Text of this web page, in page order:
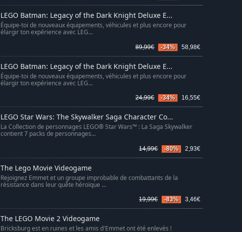
LEGO Batman: Legacy of the Dark Knight Deluxe E...
Équipe-toi de nouveaux équipements, véhicules et plus encore pour
élargir ton expérience avec LEG...
89,99€ -34% 58,98€
LEGO Batman: Legacy of the Dark Knight Deluxe E...
Équipe-toi de nouveaux équipements, véhicules et plus encore pour
élargir ton expérience avec LEG...
24,99€ -34% 16,55€
LEGO Star Wars: The Skywalker Saga Character Co...
La Collection de personnages LEGO® Star Wars™ : La Saga Skywalker
contient 7 packs de personnages...
14,99€ -80% 2,93€
The Lego Movie Videogame
Rejoignez Emmet et un groupe improbable de combattants de la
résistance dans leur quête héroïque ...
19,99€ -83% 3,46€
The LEGO Movie 2 Videogame
Bricksburg est en ruines et les amis d'Emmet ont été enlevés !